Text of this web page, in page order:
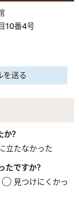
10番4号
を送る
？
立たなかった
ですか？
見つけにくかっ